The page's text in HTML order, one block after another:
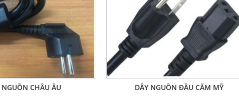
NGUỒN CHÂU ÂU DÂY NGUỒN ĐẦU CẮM MỸ